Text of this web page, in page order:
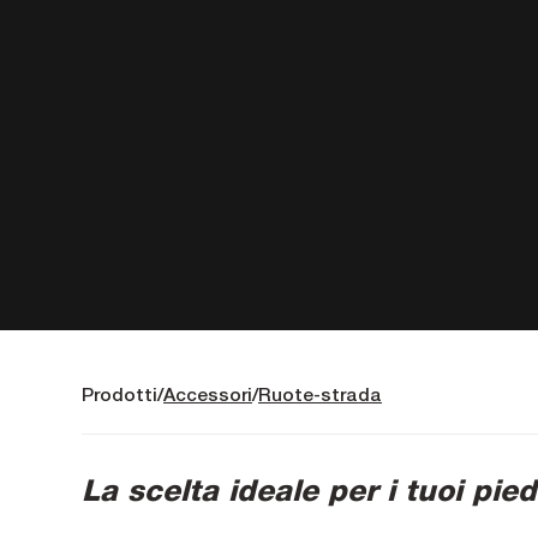
Prodotti Accessori Ruote-strada
La scelta ideale per i tuoi